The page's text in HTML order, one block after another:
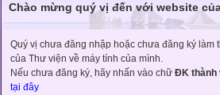
Chào mừng quý vị đến với website
Quý vị chưa đăng nhập hoặc chưa đăng ký
của Thư viện về máy tính của mình.
Nếu chưa đăng ký, hãy nhấn vào chữ ĐK thành
tại đây